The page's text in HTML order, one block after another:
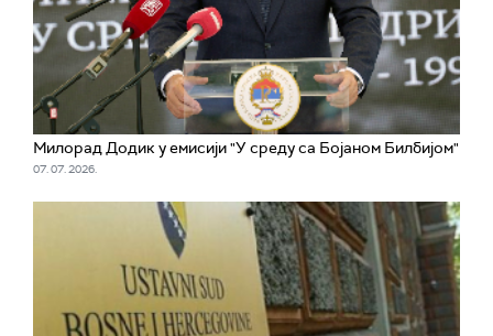
Милорад Додик у емисији "У среду са Бојаном Билбијом"
07. 07. 2026.